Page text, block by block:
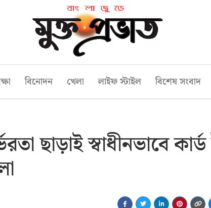
বিনোদন খেলা লাইফ স্টাইল বিশেষ সংবাদ
ছাড়াই স্বাধীনভাবে